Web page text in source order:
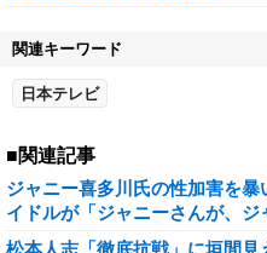
関連キーワード
日本テレビ
■関連記事
ジャニー喜多川氏の性加害を
イドルが「ジャニーさんが、ジ
松本人志「徹底抗戦」に垣間